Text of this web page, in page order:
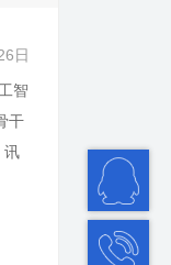
日
智
干
讯